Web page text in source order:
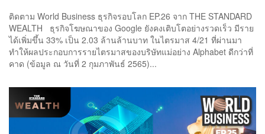
ติดตาม World Business ธุรกิจรอบโลก EP.26 จาก THE STANDARD
WEALTH ธุรกิจโฆษณาของ Google ยังคงเติบโตอย่างรวดเร็ว มีราย
ได้เพิ่มขึ้น 33% เป็น 2.03 ล้านล้านบาท ในไตรมาส 4/21 ที่ผ่านมา
ทำให้ผลประกอบการรายไตรมาสของบริษัทแม่อย่าง Alphabet ดีกว่าที่
คาด (ข้อมูล ณ วันที่ 2 กุมภาพันธ์ 2565)...